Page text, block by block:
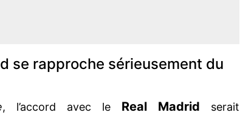
se rapproche sérieusement du
, l’accord avec le Real Madrid serait